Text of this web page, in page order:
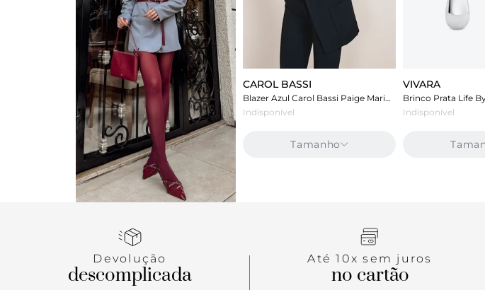
CAROL BASSI
Blazer Azul Carol Bassi Paige Marinho
Indisponível
Tamanho
VIVARA
Brinco Prata Life
Indisponível
Devolução
descomplicada
Até 10x sem juros
no cartão